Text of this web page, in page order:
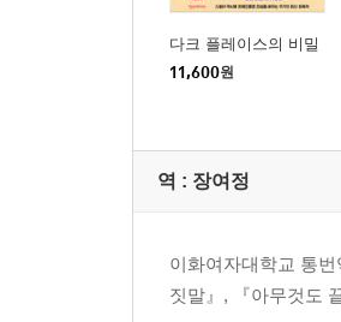
다크 플레이스의 비밀
11,600원
역 : 장여정
이화여자대학교 통
짓말』, 『아무것도